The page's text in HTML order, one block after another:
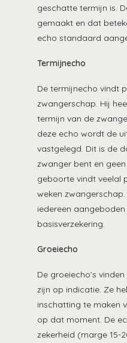
geschatte termijn is.
gemaakt en dat
echo standaard
Termijnecho
De termijnecho vindt
zwangerschap. Hij
termijn van de
deze echo wordt de
vastgelegd. Dit is de
zwanger bent en
geboorte vindt veelal
weken
iedereen
basisverzekering.
Groeiecho
De groeiecho’s
zijn op indicatie. Ze
inschatting te maken
op dat moment. De
zekerheid (marge 15-